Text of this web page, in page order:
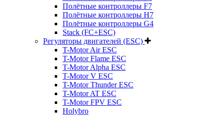
Полётные контроллеры F7
Полётные контроллеры H7
Полётные контроллеры G4
Stack (FC+ESC)
Регуляторы двигателей (ESC)
T-Motor Air ESC
T-Motor Flame ESC
T-Motor Alpha ESC
T-Motor V ESC
T-Motor Thunder ESC
T-Motor AT ESC
T-Motor FPV ESC
Holybro